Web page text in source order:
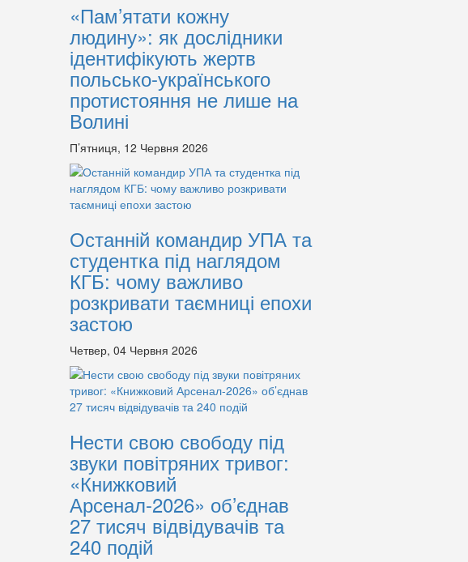
«Пам’ятати кожну
людину»: як дослідники
ідентифікують жертв
польсько-українського
протистояння не лише на
Волині
П’ятниця, 12 Червня 2026
Останній командир УПА та
студентка під наглядом
КГБ: чому важливо
розкривати таємниці епохи
застою
Четвер, 04 Червня 2026
Нести свою свободу під
звуки повітряних тривог:
«Книжковий
Арсенал-2026» об’єднав
27 тисяч відвідувачів та
240 подій